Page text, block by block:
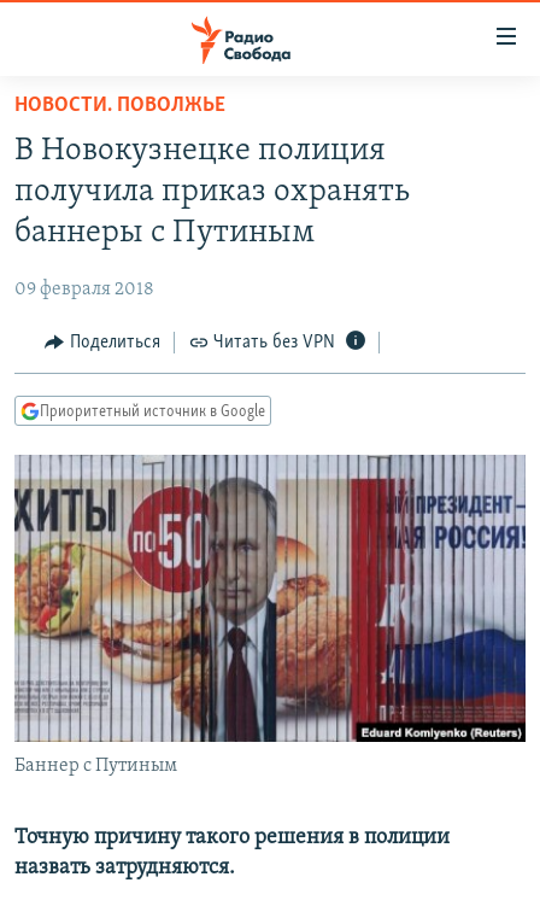
упрощенного
доступа
основному
Вернутся
Вернутся
поиску
АВТОРСКИЕ ПРОЕКТЫ
МНЕНИЯ
КУЛЬТУРА
КАВКАЗ.РЕАЛИИ
СЕВЕР.РЕАЛИИ
СИБИРЬ.РЕАЛИИ
РАСПИСАНИЕ ВЕЩАНИЯ
ПОДПИШИТЕСЬ НА РАССЫЛКУ
СОЦИАЛЬНЫЕ СЕТИ
Все сайты РСЕ/РС
НОВОСТИ. ПОВОЛЖЬЕ
В Новокузнецке полиция
получила приказ охранять
баннеры с Путиным
09 февраля 2018
Поделиться Читать без VPN
Приоритетный источник в Google
Баннер с Путиным
Точную причину такого решения в полиции
назвать затрудняются.